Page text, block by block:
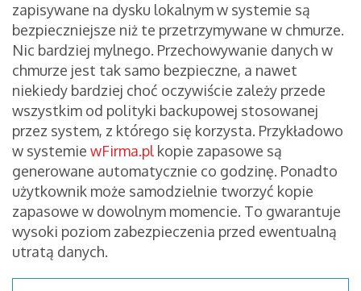
zapisywane na dysku lokalnym w systemie są
bezpieczniejsze niż te przetrzymywane w chmurze.
Nic bardziej mylnego. Przechowywanie danych w
chmurze jest tak samo bezpieczne, a nawet
niekiedy bardziej choć oczywiście zależy przede
wszystkim od polityki backupowej stosowanej
przez system, z którego się korzysta. Przykładowo
w systemie wFirma.pl kopie zapasowe są
generowane automatycznie co godzinę. Ponadto
użytkownik może samodzielnie tworzyć kopie
zapasowe w dowolnym momencie. To gwarantuje
wysoki poziom zabezpieczenia przed ewentualną
utratą danych.